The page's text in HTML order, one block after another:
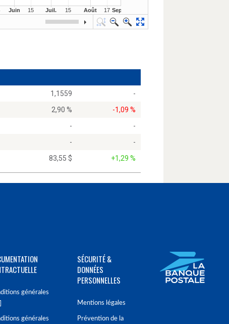
1,1559
-
2,90 %
-1,09 %
-
-
-
-
83,55 $ +1,29 %
générales
générales
SÉCURITÉ &
DONNÉES
PERSONNELLES
Mentions légales
Prévention de la